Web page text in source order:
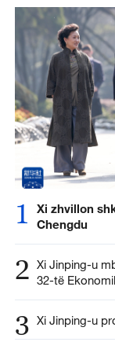
1
Xi zhvillon
Chengdu
2 Xi Jinping-u
32-të
3 Xi Jinping-u